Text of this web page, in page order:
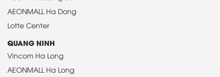
AEONMALL Ha Dong
Lotte Center
QUANG NINH
Vincom Ha Long
AEONMALL Ha Long